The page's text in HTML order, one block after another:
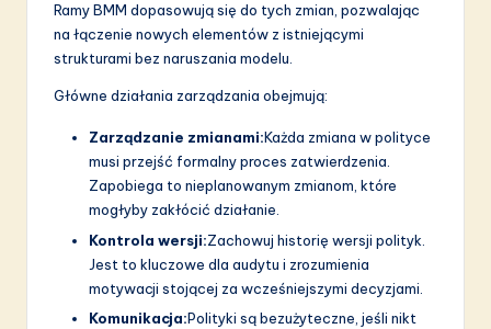
Ramy BMM dopasowują się do tych zmian, pozwalając
na łączenie nowych elementów z istniejącymi
strukturami bez naruszania modelu.
Główne działania zarządzania obejmują:
Zarządzanie zmianami:Każda zmiana w polityce
musi przejść formalny proces zatwierdzenia.
Zapobiega to nieplanowanym zmianom, które
mogłyby zakłócić działanie.
Kontrola wersji:Zachowuj historię wersji polityk.
Jest to kluczowe dla audytu i zrozumienia
motywacji stojącej za wcześniejszymi decyzjami.
Komunikacja:Polityki są bezużyteczne, jeśli nikt